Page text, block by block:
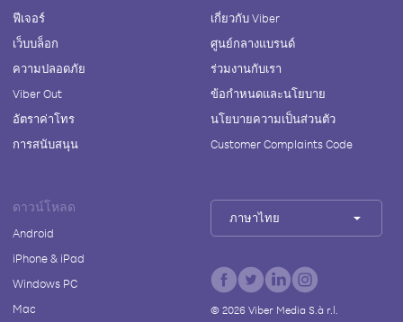
ฟีเจอร์
เว็บบล็อก
ความปลอดภัย
Viber Out
อัตราค่าโทร
การสนับสนุน
เกี่ยวกับ Viber
ศูนย์กลางแบรนด์
ร่วมงานกับเรา
ข้อกำหนดและนโยบาย
นโยบายความเป็นส่วนตัว
Customer Complaints Code
ดาวน์โหลด
Android
iPhone & iPad
Windows PC
Mac
ภาษาไทย
© 2026Viber Media S.à r.l.